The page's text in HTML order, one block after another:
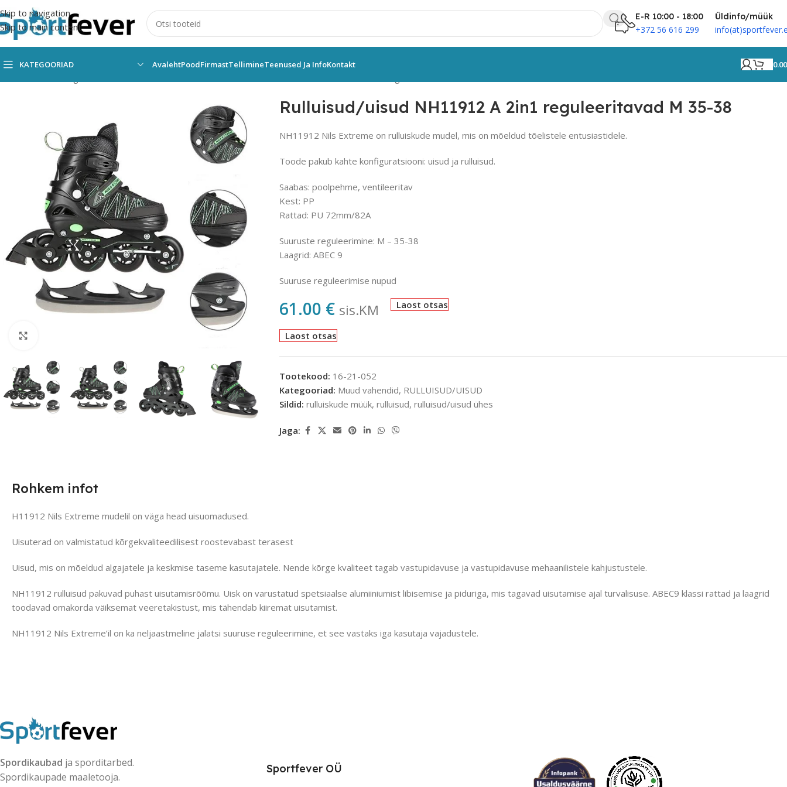
Skip to navigation
Skip to main content
E-R 10:00 - 18:00
+372 56 616 299
Üldinfo/müük
KATEGOORIAD AvalehtPoodFirmastTellimineTeenused Ja InfoKontakt
Rulluisud/uisud NH11912 A 2in1 reguleeritavad M 35-38
NH11912 Nils Extreme on rulluiskude mudel, mis on mõeldud tõelistele entusiastidele.
Toode pakub kahte konfiguratsiooni: uisud ja rulluisud.
Saabas: poolpehme, ventileeritav
Kest: PP
Rattad: PU 72mm/82A
Suuruste reguleerimine: M – 35-38
Laagrid: ABEC 9
Suuruse reguleerimise nupud
61.00 € sis.KM Laost otsas
Laost otsas
Tootekood: 16-21-052
Kategooriad: Muud vahendid, RULLUISUD/UISUD
Sildid: rulluiskude müük, rulluisud, rulluisud/uisud ühes
Jaga:
Rohkem infot
H11912 Nils Extreme mudelil on väga head uisuomadused.
Uisuterad on valmistatud kõrgekvaliteedilisest roostevabast terasest
Uisud, mis on mõeldud algajatele ja keskmise taseme kasutajatele. Nende kõrge kvaliteet tagab vastupidavuse ja vastupidavuse mehaanilistele kahjustustele.
NH11912 rulluisud pakuvad puhast uisutamisrõõmu. Uisk on varustatud spetsiaalse alumiiniumist libisemise ja piduriga, mis tagavad uisutamise ajal turvalisuse. ABEC9 klassi rattad ja laagrid
toodavad omakorda väiksemat veeretakistust, mis tähendab kiiremat uisutamist.
NH11912 Nils Extreme’il on ka neljaastmeline jalatsi suuruse reguleerimine, et see vastaks iga kasutaja vajadustele.
Spordikaubad ja sporditarbed.
Spordikaupade maaletooja.
Sportfever OÜ